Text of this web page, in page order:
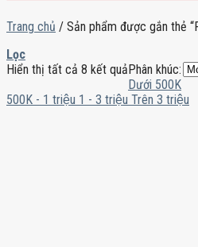
Trang chủ / Sản phẩm được gắn thẻ
Lọc
Hiển thị tất cả 8 kết quảPhân khúc:
Dưới 500K
500K - 1 triệu 1 - 3 triệu Trên 3 triệu